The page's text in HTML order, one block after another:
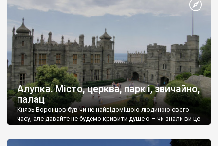
Алупка. Місто, церква, парк і, звичайно,
палац
Князь Воронцов був чи не найвідомішою людиною свого
часу, але давайте не будемо кривити душею – чи знали ви це